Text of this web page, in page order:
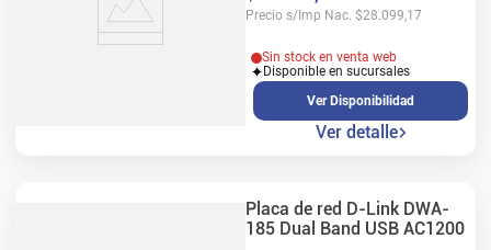
Precio s/Imp Nac. $28.099,17
Sin stock en venta web
Disponible en sucursales
Ver Disponibilidad
Ver detalle
Placa de red D-Link DWA-
185 Dual Band USB AC1200